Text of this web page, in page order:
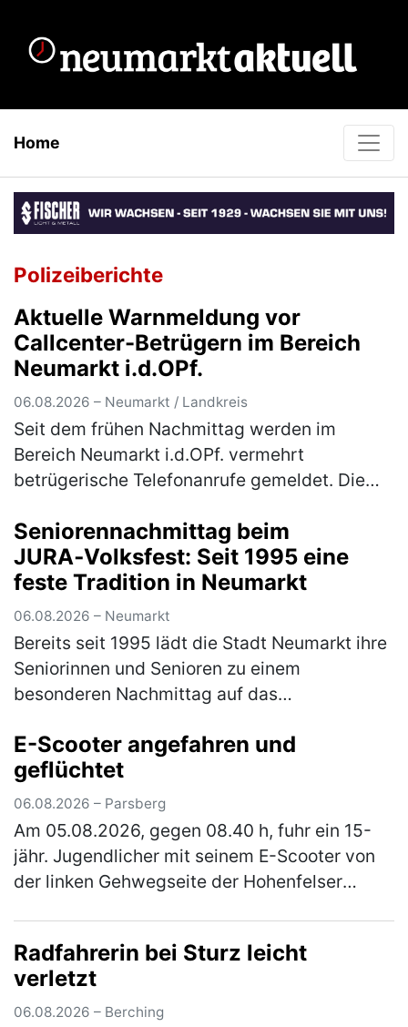
Home
Polizeiberichte
Aktuelle Warnmeldung vor
Callcenter-Betrügern im Bereich
Neumarkt i.d.OPf.
06.08.2026 – Neumarkt / Landkreis
Seit dem frühen Nachmittag werden im
Bereich Neumarkt i.d.OPf. vermehrt
betrügerische Telefonanrufe gemeldet. Die
verschiedenen Maschen der Betrüger! Im
Bereich Neum…(mehr)
Seniorennachmittag beim
JURA‑Volksfest: Seit 1995 eine
feste Tradition in Neumarkt
06.08.2026 – Neumarkt
Bereits seit 1995 lädt die Stadt Neumarkt ihre
Seniorinnen und Senioren zu einem
besonderen Nachmittag auf das
August 2026, ist es ab 12 Uhr wieder so weit.
Er… (mehr)
E-Scooter angefahren und
geflüchtet
06.08.2026 – Parsberg
Am 05.08.2026, gegen 08.40 h, fuhr ein 15-
jähr. Jugendlicher mit seinem E-Scooter von
der linken Gehwegseite der Hohenfelser
Radfahrerin bei Sturz leicht
verletzt
06.08.2026 – Berching